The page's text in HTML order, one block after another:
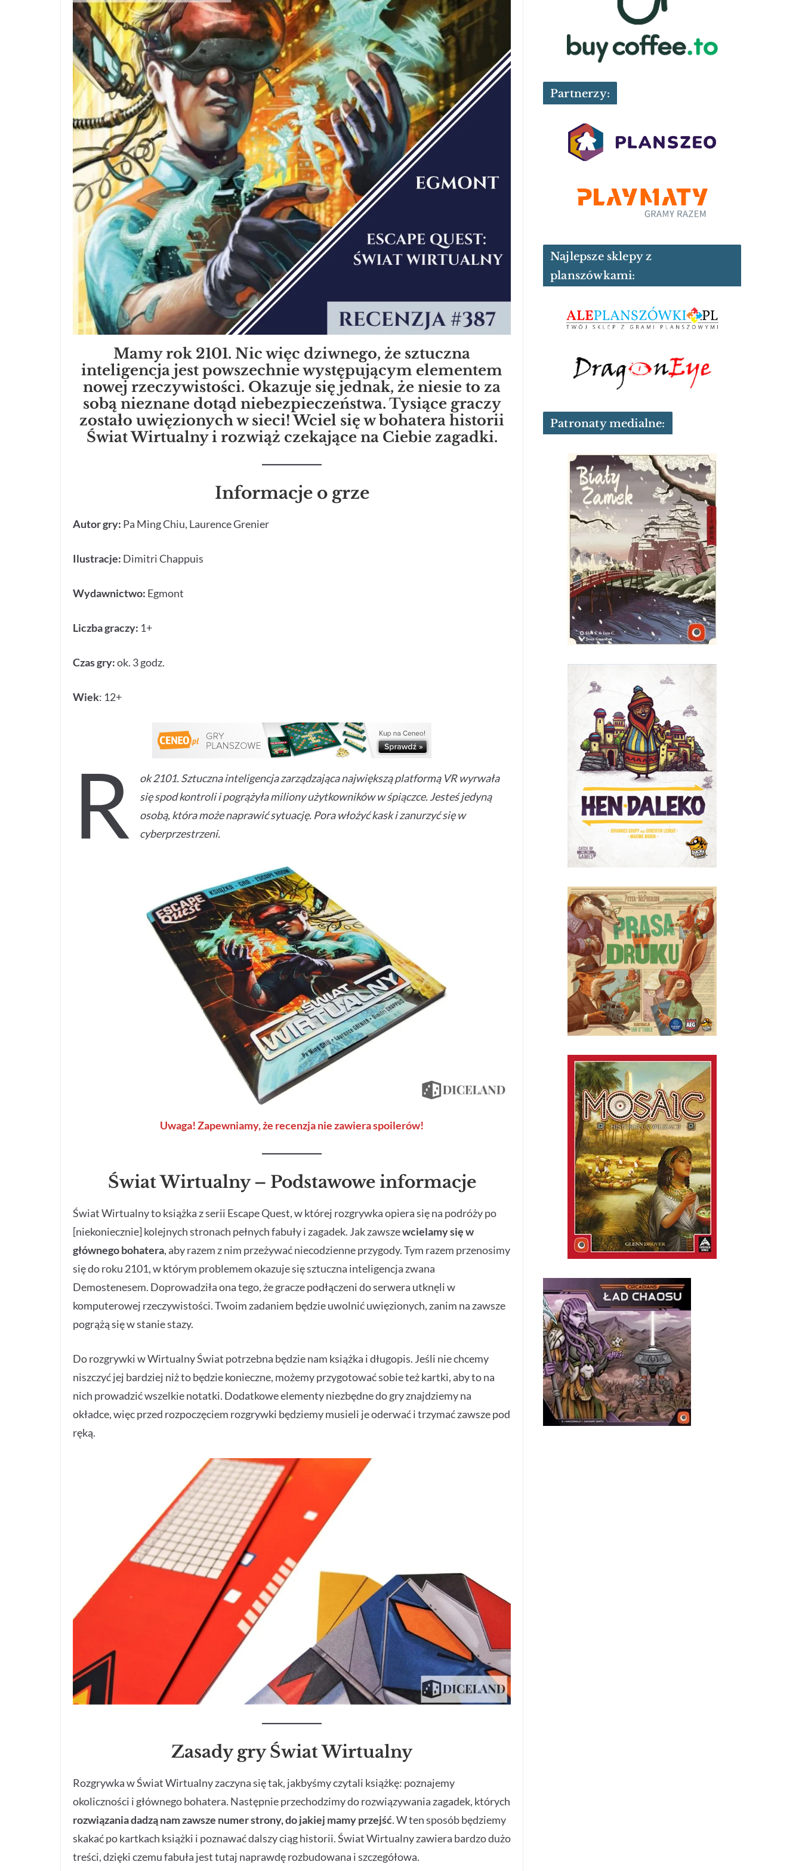
Mamy rok 2101. Nic więc dziwnego, że sztuczna
inteligencja jest powszechnie występującym elementem
nowej rzeczywistości. Okazuje się jednak, że niesie to za
sobą nieznane dotąd niebezpieczeństwa. Tysiące graczy
zostało uwięzionych w sieci! Wciel się w bohatera historii
Świat Wirtualny i rozwiąż czekające na Ciebie zagadki.
Informacje o grze
Autor gry: Pa Ming Chiu, Laurence Grenier
Ilustracje: Dimitri Chappuis
Wydawnictwo: Egmont
Liczba graczy: 1+
Czas gry:ok. 3 godz.
Wiek: 12+
R ok 2101. Sztuczna inteligencja zarządzającanajwiększą platformą VR wyrwała
się spod kontroli i pogrążyła miliony użytkowników w śpiączce. Jesteś jedyną
osobą, która może naprawić sytuację. Pora włożyć kask i zanurzyć się w
cyberprzestrzeni.
Uwaga! Zapewniamy, że recenzja nie zawiera spoilerów!
Świat Wirtualny – Podstawowe informacje
Świat Wirtualny to książka z serii Escape Quest, w której rozgrywka opiera się na podróży po
[niekoniecznie] kolejnych stronach pełnych fabuły i zagadek. Jak zawszewcielamy się w
głównego bohatera, aby razem z nim przeżywać niecodzienne przygody. Tym razem przenosimy
się do roku 2101, w którym problemem okazuje się sztuczna inteligencja zwana
Demostenesem. Doprowadziła ona tego, że gracze podłączeni do serwera utknęli w
komputerowej rzeczywistości. Twoim zadaniem będzie uwolnić uwięzionych, zanim na zawsze
pogrążą się w stanie stazy.
Do rozgrywki w Wirtualny Świat potrzebna będzie nam książka i długopis. Jeśli nie chcemy
niszczyć jej bardziej niż to będzie konieczne, możemy przygotować sobie też kartki, aby to na
nich prowadzić wszelkie notatki. Dodatkowe elementy niezbędne do gry znajdziemy na
okładce, więc przed rozpoczęciem rozgrywki będziemy musieli je oderwać i trzymać zawsze pod
ręką.
Zasady gry Świat Wirtualny
Rozgrywka w Świat Wirtualny zaczyna się tak, jakbyśmy czytali książkę: poznajemy
okoliczności i głównego bohatera. Następnie przechodzimy do rozwiązywania zagadek, których
rozwiązania dadzą nam zawsze numer strony, do jakiej mamy przejść. W ten sposób będziemy
skakać po kartkach książki i poznawać dalszy ciąg historii. Świat Wirtualny zawiera bardzo dużo
treści, dzięki czemu fabuła jest tutaj naprawdę rozbudowana i szczegółowa.
Partnerzy:
Najlepsze sklepy z
planszówkami:
Patronaty medialne: